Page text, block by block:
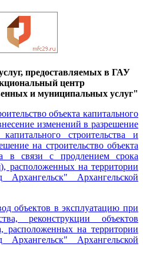
предоставляемых в ГАУ
центр
и муниципальных услуг"
объекта капитального
изменений в разрешение
строительства и
на строительство объекта
в связи с продлением срока
расположенных на территории
Архангельск" Архангельской
объектов в эксплуатацию при
реконструкции объектов
расположенных на территории
Архангельск" Архангельской